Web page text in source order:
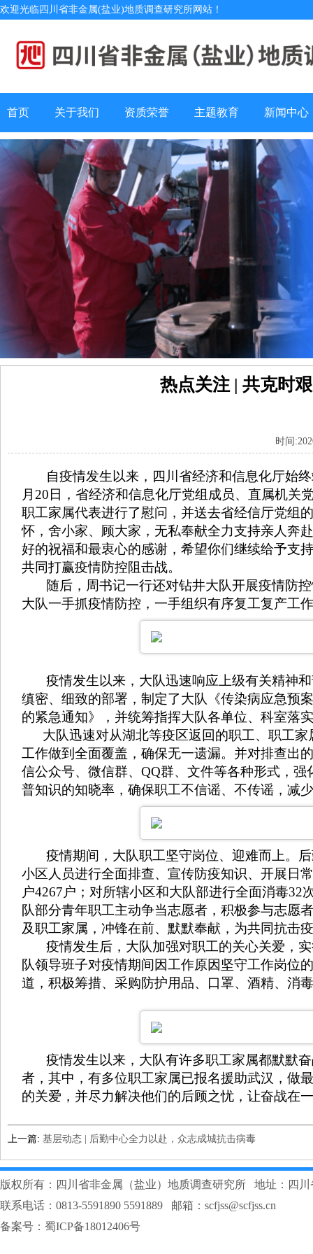
欢迎光临四川省非金属(盐业)地质调查研究所网站！
首页 关于我们 资质荣誉 主题教育 新闻中心
热点关注 | 共克时
时间
自疫情发生以来，四川省经济和信息化厅始终
月20日，省经济和信息化厅党组成员、直属机关
职工家属代表进行了慰问，并送去省经信厅党组
怀，舍小家、顾大家，无私奉献全力支持亲人奔
好的祝福和最衷心的感谢，希望你们继续给予支
共同打赢疫情防控阻击战。
随后，周书记一行还对钻井大队开展疫情防控
大队一手抓疫情防控，一手组织有序复工复产工
疫情发生以来，大队迅速响应上级有关精神和
缜密、细致的部署，制定了大队《传染病应急预
的紧急通知》，并统筹指挥大队各单位、科室落
大队迅速对从湖北等疫区返回的职工、职工家
工作做到全面覆盖，确保无一遗漏。并对排查出
信公众号、微信群、QQ群、文件等各种形式，
普知识的知晓率，确保职工不信谣、不传谣，减
疫情期间，大队职工坚守岗位、迎难而上。后
小区人员进行全面排查、宣传防疫知识、开展日
户4267户；对所辖小区和大队部进行全面消毒
队部分青年职工主动争当志愿者，积极参与志愿
及职工家属，冲锋在前、默默奉献，为共同抗击
疫情发生后，大队加强对职工的关心关爱，实
队领导班子对疫情期间因工作原因坚守工作岗位
道，积极筹措、采购防护用品、口罩、酒精、消
疫情发生以来，大队有许多职工家属都默默奋
者，其中，有多位职工家属已报名援助武汉，做
的关爱，并尽力解决他们的后顾之忧，让奋战在
上一篇: 基层动态 | 后勤中心全力以赴，众志成城抗击病毒
版权所有：四川省非金属（盐业）地质调查研究所 地址：四
联系电话：0813-5591890 5591889 邮箱：scfjss@scfjss.cn
备案号： 蜀ICP备18012406号